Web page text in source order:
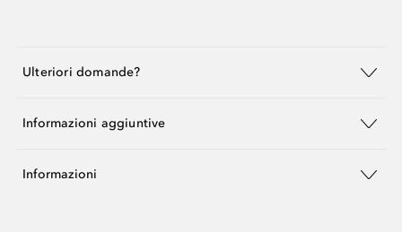
Ulteriori domande?
Informazioni aggiuntive
Informazioni